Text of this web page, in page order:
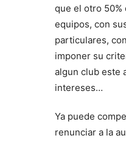
que el otro
equipos, con
particulares,
imponer su
algun club este
intereses…
Ya puede
renunciar a la